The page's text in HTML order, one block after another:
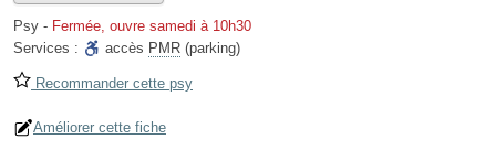
Psy - Fermée, ouvre samedi à 10h30
Services :
accès PMR (parking)
Recommander cette psy
Améliorer cette fiche